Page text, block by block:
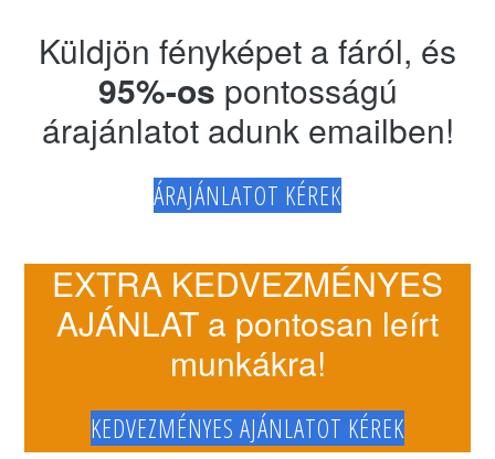
Küldjön fényképet a fáról, és
95%-os pontosságú
árajánlatot adunk emailben!
ÁRAJÁNLATOT KÉREK
EXTRA KEDVEZMÉNYES
AJÁNLAT a pontosan leírt
munkákra!
KEDVEZMÉNYES AJÁNLATOT KÉREK